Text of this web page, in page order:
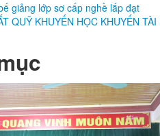
giảng lớp sơ cấp nghề lắp đạt
QUỸ KHUYẾN HỌC KHUYẾN TÀI